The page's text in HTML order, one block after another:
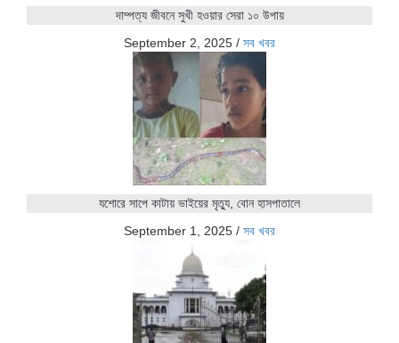
দাম্পত্য জীবনে সুখী হওয়ার সেরা ১০ উপায়
September 2, 2025 / সব খবর
যশোরে সাপে কাটায় ভাইয়ের মৃত্যু, বোন হাসপাতালে
September 1, 2025 / সব খবর